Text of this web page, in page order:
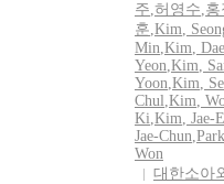
주,허영수,홍
훈,Kim,
Min,Kim,
Yeon,Kim,
Yoon,Kim,
Chul,Kim,
Ki,Kim, Jae-
Jae-Chun,
Won
대한소아